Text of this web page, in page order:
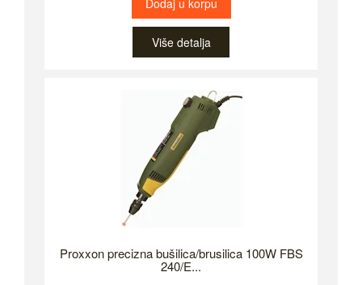
Dodaj u korpu
Više detalja
Proxxon precizna bušilica/brusilica 100W FBS
240/E...